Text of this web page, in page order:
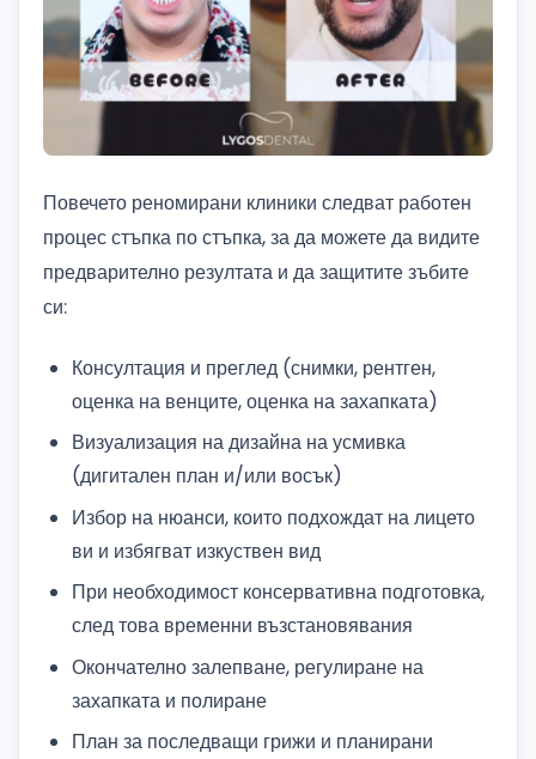
Повечето реномирани клиники следват работен
процес стъпка по стъпка, за да можете да видите
предварително резултата и да защитите зъбите
си:
Консултация и преглед (снимки, рентген,
оценка на венците, оценка на захапката)
Визуализация на дизайна на усмивка
(дигитален план и/или восък)
Избор на нюанси, които подхождат на лицето
ви и избягват изкуствен вид
При необходимост консервативна подготовка,
след това временни възстановявания
Окончателно залепване, регулиране на
захапката и полиране
План за последващи грижи и планирани